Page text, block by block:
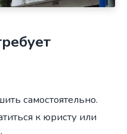
самостоятельно.
к юристу или